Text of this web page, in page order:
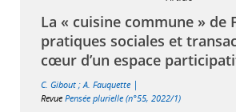
La « cuisine commune » de
pratiques sociales et
cœur d’un espace
C. Gibout ;A. Fauquette |
Revue Pensée plurielle (n°55, 2022/1)